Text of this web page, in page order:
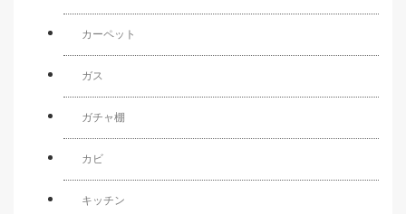
カーペット
ガス
ガチャ棚
カビ
キッチン